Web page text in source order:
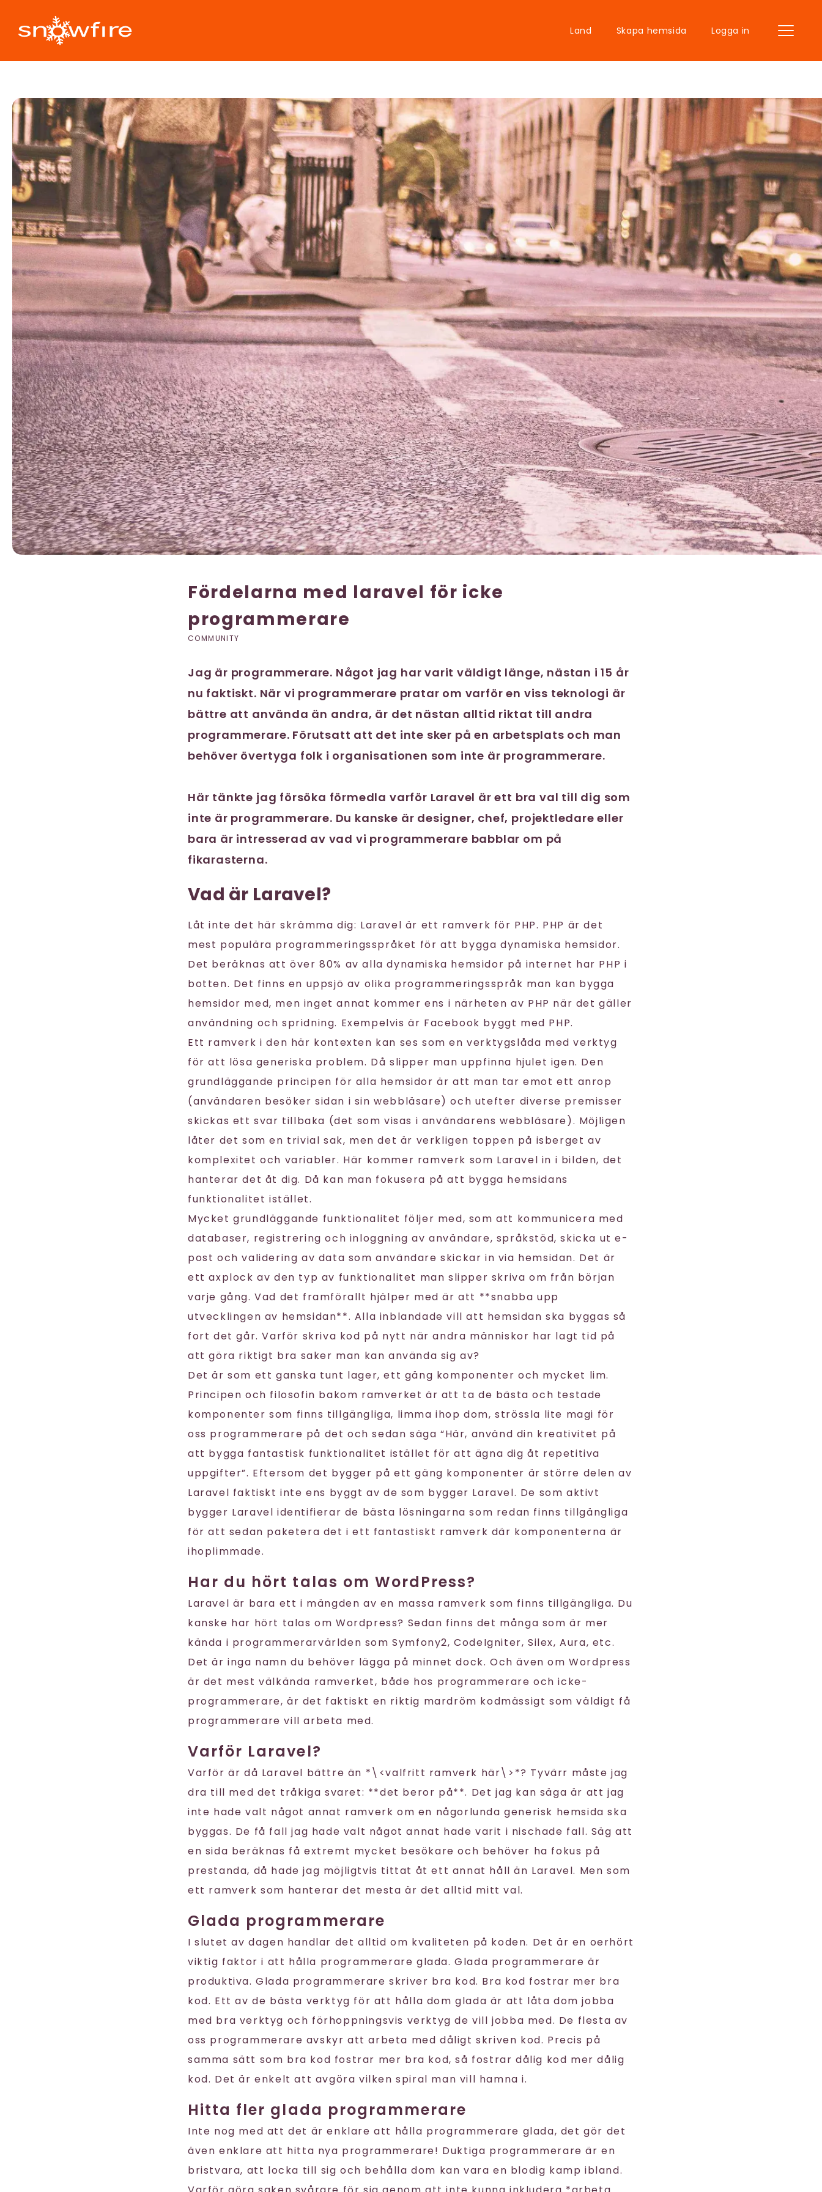
Land Skapa hemsida Logga in
Fördelarna med laravel för icke
programmerare
COMMUNITY
Jag är programmerare. Något jag har varit väldigt länge, nästan i 15 år
nu faktiskt. När vi programmerare pratar om varför en viss teknologi är
bättre att använda än andra, är det nästan alltid riktat till andra
programmerare. Förutsatt att det inte sker på en arbetsplats och man
behöver övertyga folk i organisationen som inte är programmerare.
Här tänkte jag försöka förmedla varför Laravel är ett bra val till dig som
inte är programmerare. Du kanske är designer, chef, projektledare eller
bara är intresserad av vad vi programmerare babblar om på
fikarasterna.
Vad är Laravel?
Låt inte det här skrämma dig: Laravel är ett ramverk för PHP. PHP är det
mest populära programmeringsspråket för att bygga dynamiska hemsidor.
Det beräknas att över 80% av alla dynamiska hemsidor på internet har PHP i
botten. Det finns en uppsjö av olika programmeringsspråk man kan bygga
hemsidor med, men inget annat kommer ens i närheten av PHP när det gäller
användning och spridning. Exempelvis är Facebook byggt med PHP.
Ett ramverk i den här kontexten kan ses som en verktygslåda med verktyg
för att lösa generiska problem. Då slipper man uppfinna hjulet igen. Den
grundläggande principen för alla hemsidor är att man tar emot ett anrop
(användaren besöker sidan i sin webbläsare) och utefter diverse premisser
skickas ett svar tillbaka (det som visas i användarens webbläsare). Möjligen
låter det som en trivial sak, men det är verkligen toppen på isberget av
komplexitet och variabler. Här kommer ramverk som Laravel in i bilden, det
hanterar det åt dig. Då kan man fokusera på att bygga hemsidans
funktionalitet istället.
Mycket grundläggande funktionalitet följer med, som att kommunicera med
databaser, registrering och inloggning av användare, språkstöd, skicka ut e-
post och validering av data som användare skickar in via hemsidan. Det är
ett axplock av den typ av funktionalitet man slipper skriva om från början
varje gång. Vad det framförallt hjälper med är att **snabba upp
utvecklingen av hemsidan**. Alla inblandade vill att hemsidan ska byggas så
fort det går. Varför skriva kod på nytt när andra människor har lagt tid på
att göra riktigt bra saker man kan använda sig av?
Det är som ett ganska tunt lager, ett gäng komponenter och mycket lim.
Principen och filosofin bakom ramverket är att ta de bästa och testade
komponenter som finns tillgängliga, limma ihop dom, strössla lite magi för
oss programmerare på det och sedan säga “Här, använd din kreativitet på
att bygga fantastisk funktionalitet istället för att ägna dig åt repetitiva
uppgifter”. Eftersom det bygger på ett gäng komponenter är större delen av
Laravel faktiskt inte ens byggt av de som bygger Laravel. De som aktivt
bygger Laravel identifierar de bästa lösningarna som redan finns tillgängliga
för att sedan paketera det i ett fantastiskt ramverk där komponenterna är
ihoplimmade.
Har du hört talas om WordPress?
Laravel är bara ett i mängden av en massa ramverk som finns tillgängliga. Du
kanske har hört talas om Wordpress? Sedan finns det många som är mer
kända i programmerarvärlden som Symfony2, CodeIgniter, Silex, Aura, etc.
Det är inga namn du behöver lägga på minnet dock. Och även om Wordpress
är det mest välkända ramverket, både hos programmerare och icke-
programmerare, är det faktiskt en riktig mardröm kodmässigt som väldigt få
programmerare vill arbeta med.
Varför Laravel?
Varför är då Laravel bättre än *\<valfritt ramverk här\>*? Tyvärr måste jag
dra till med det tråkiga svaret: **det beror på**. Det jag kan säga är att jag
inte hade valt något annat ramverk om en någorlunda generisk hemsida ska
byggas. De få fall jag hade valt något annat hade varit i nischade fall. Säg att
en sida beräknas få extremt mycket besökare och behöver ha fokus på
prestanda, då hade jag möjligtvis tittat åt ett annat håll än Laravel. Men som
ett ramverk som hanterar det mesta är det alltid mitt val.
Glada programmerare
I slutet av dagen handlar det alltid om kvaliteten på koden. Det är en oerhört
viktig faktor i att hålla programmerare glada. Glada programmerare är
produktiva. Glada programmerare skriver bra kod. Bra kod fostrar mer bra
kod. Ett av de bästa verktyg för att hålla dom glada är att låta dom jobba
med bra verktyg och förhoppningsvis verktyg de vill jobba med. De flesta av
oss programmerare avskyr att arbeta med dåligt skriven kod. Precis på
samma sätt som bra kod fostrar mer bra kod, så fostrar dålig kod mer dålig
kod. Det är enkelt att avgöra vilken spiral man vill hamna i.
Hitta fler glada programmerare
Inte nog med att det är enklare att hålla programmerare glada, det gör det
även enklare att hitta nya programmerare! Duktiga programmerare är en
bristvara, att locka till sig och behålla dom kan vara en blodig kamp ibland.